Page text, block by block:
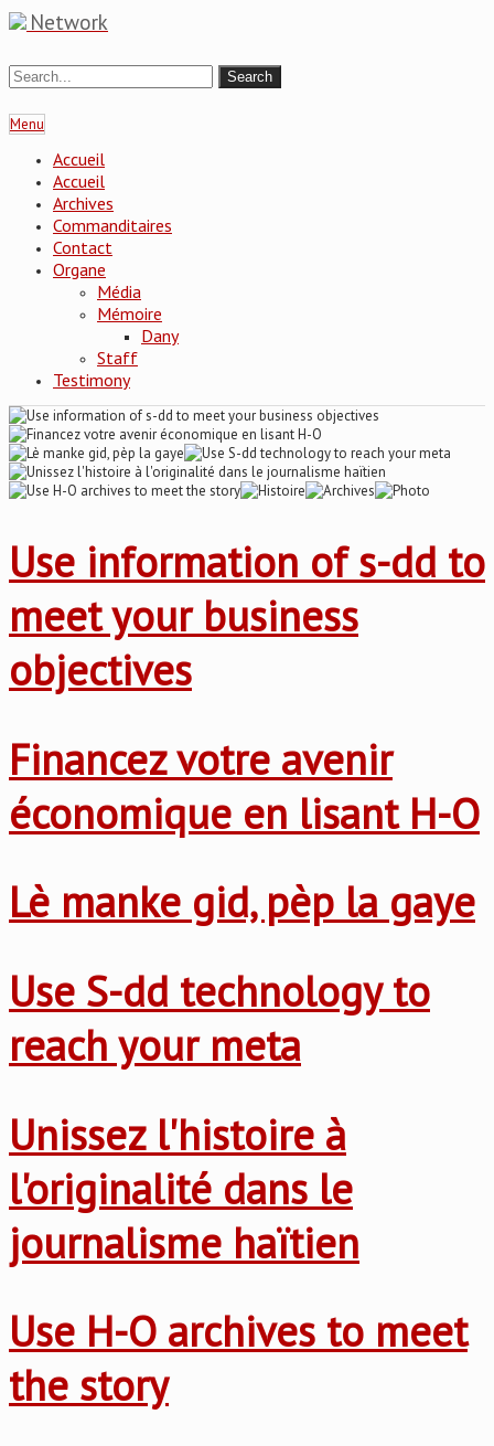
Network
Menu
Accueil
Accueil
Archives
Commanditaires
Contact
Organe
Média
Mémoire
Dany
Staff
Testimony
Use information of s-dd to
meet your business
objectives
Financez votre avenir
économique en lisant H-O
Lè manke gid, pèp la gaye
Use S-dd technology to
reach your meta
Unissez l'histoire à
l'originalité dans le
journalisme haïtien
Use H-O archives to meet
the story